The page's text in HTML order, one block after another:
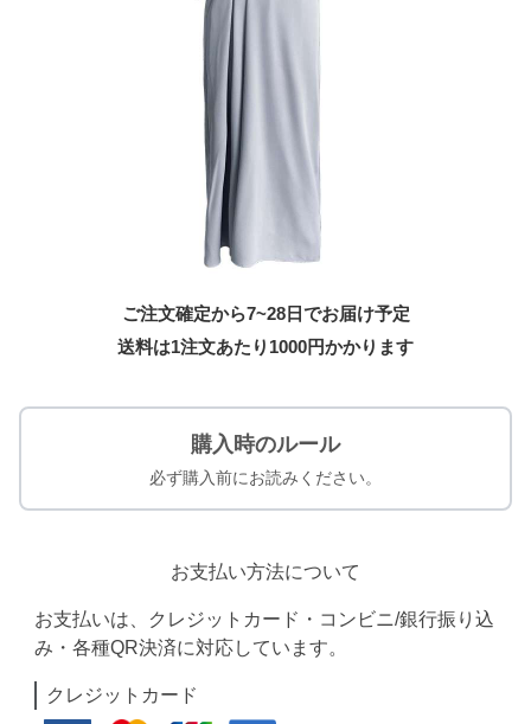
ご注文確定から7~28日でお届け予定
送料は1注文あたり 1000円かかります
購入時のルール
必ず購入前にお読みください。
お支払い方法について
お支払いは、クレジットカード・コンビニ/銀行振り込
み・各種QR決済に対応しています。
クレジットカード